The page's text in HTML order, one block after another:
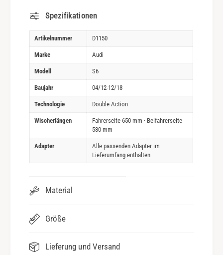
Spezifikationen
Artikelnummer D1150
Marke Audi
Modell S6
Baujahr 04/12-12/18
Technologie Double Action
Wischerlängen
Fahrerseite 650 mm · Beifahrerseite
530 mm
Adapter
Alle passenden Adapter im
Lieferumfang enthalten
Material
Größe
Lieferung und Versand